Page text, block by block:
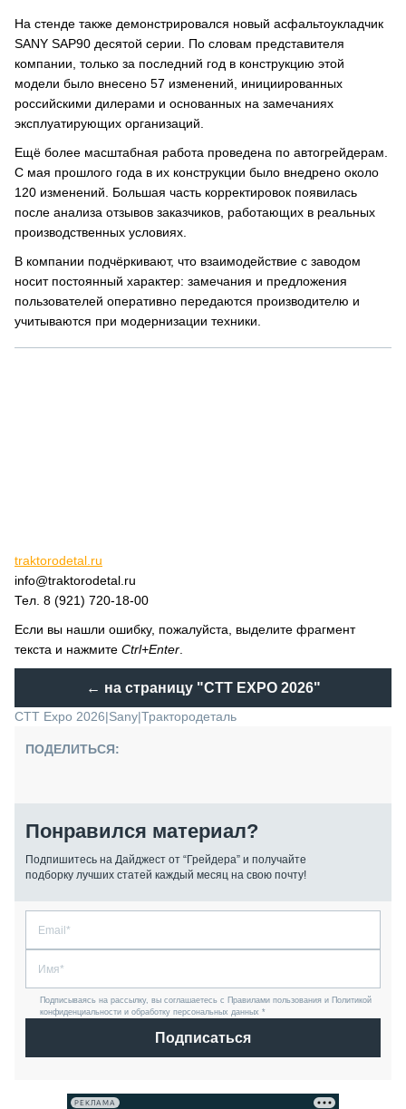
На стенде также демонстрировался новый асфальтоукладчик
SANY SAP90 десятой серии. По словам представителя
компании, только за последний год в конструкцию этой
модели было внесено 57 изменений, инициированных
российскими дилерами и основанных на замечаниях
эксплуатирующих организаций.
Ещё более масштабная работа проведена по автогрейдерам.
С мая прошлого года в их конструкции было внедрено около
120 изменений. Большая часть корректировок появилась
после анализа отзывов заказчиков, работающих в реальных
производственных условиях.
В компании подчёркивают, что взаимодействие с заводом
носит постоянный характер: замечания и предложения
пользователей оперативно передаются производителю и
учитываются при модернизации техники.
traktorodetal.ru
info@traktorodetal.ru
Тел. 8 (921) 720-18-00
Если вы нашли ошибку, пожалуйста, выделите фрагмент
текста и нажмите Ctrl+Enter
← на страницу "CTT EXPO 2026"
CTT Expo 2026|Sany|Трактородеталь
ПОДЕЛИТЬСЯ:
Понравился материал?
Подпишитесь на Дайджест от “Грейдера” и получайте
подборку лучших статей каждый месяц на свою почту!
Подписываясь на рассылку, вы соглашаетесь с Правилами пользования и Политикой
конфиденциальности и обработку персональных данных *
Подписаться
РЕКЛАМА